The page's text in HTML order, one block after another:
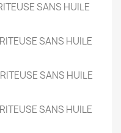
SANS HUILE
SANS HUILE
SANS HUILE
SANS HUILE